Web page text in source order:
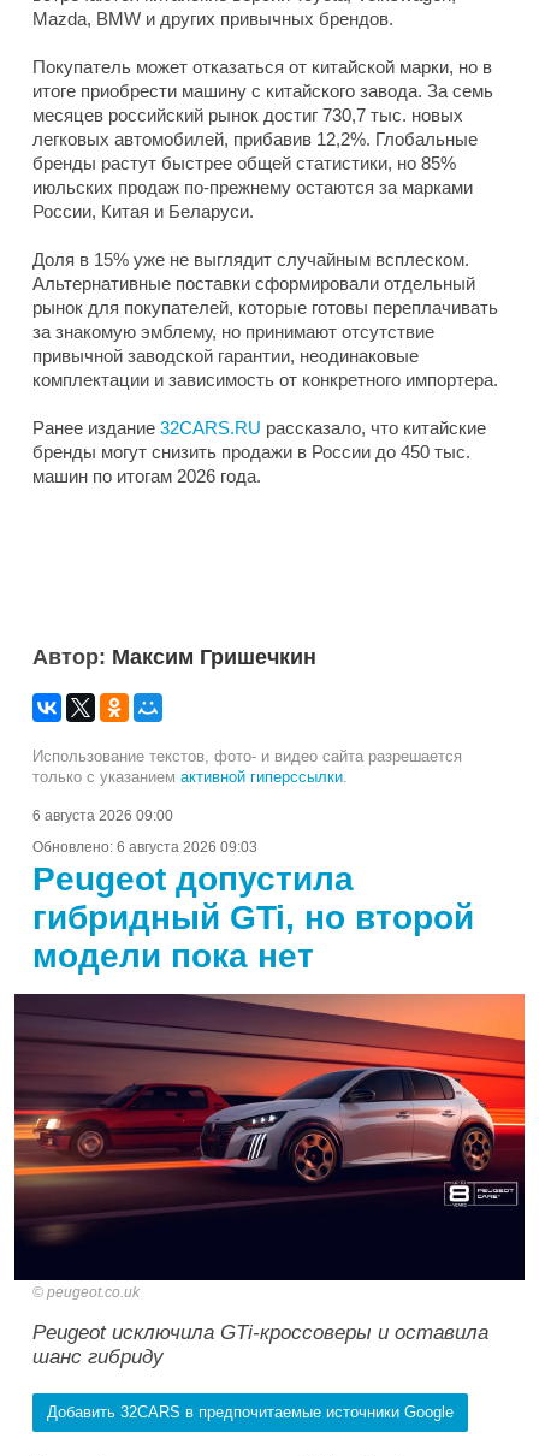
Mazda, BMW и других привычных брендов.
Покупатель может отказаться от китайской марки, но в
итоге приобрести машину с китайского завода. За семь
месяцев российский рынок достиг 730,7 тыс. новых
легковых автомобилей, прибавив 12,2%. Глобальные
бренды растут быстрее общей статистики, но 85%
июльских продаж по-прежнему остаются за марками
России, Китая и Беларуси.
Доля в 15% уже не выглядит случайным всплеском.
Альтернативные поставки сформировали отдельный
рынок для покупателей, которые готовы переплачивать
за знакомую эмблему, но принимают отсутствие
привычной заводской гарантии, неодинаковые
комплектации и зависимость от конкретного импортера.
Ранее издание 32CARS.RU рассказало, что китайские
бренды могут снизить продажи в России до 450 тыс.
машин по итогам 2026 года.
Автор: Максим Гришечкин
Использование текстов, фото- и видео сайта разрешается
только с указанием активной гиперссылки
6 августа 2026 09:00
Обновлено: 6 августа 2026 09:03
Peugeot допустила
гибридный GTi, но второй
модели пока нет
peugeot.co.uk
Peugeot исключила GTi-кроссоверы и оставила
шанс гибриду
Добавить 32CARS в предпочитаемые источники Google